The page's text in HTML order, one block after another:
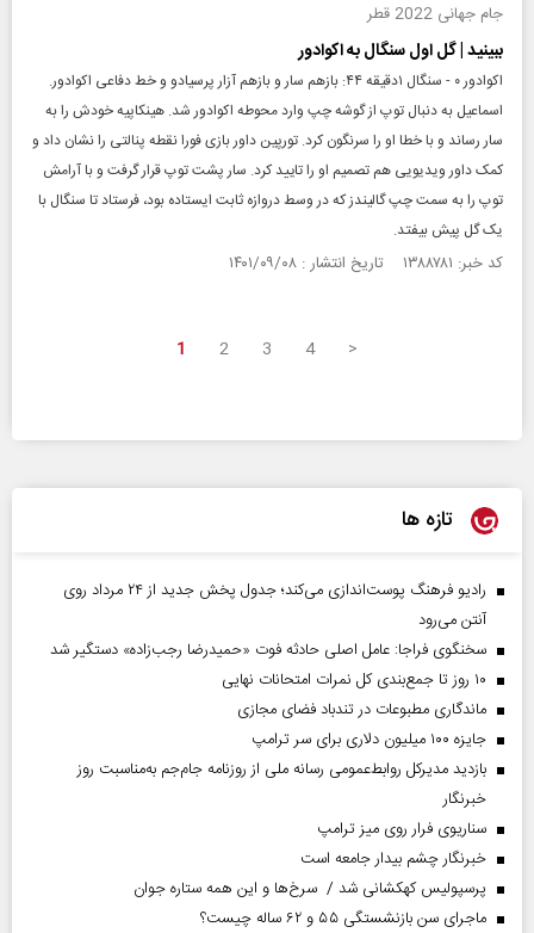
جام جهانی 2022 قطر
ببینید | گل اول سنگال به اکوادور
اکوادور ۰ - سنگال ۱دقیقه ۴۴: بازهم سار و بازهم آزار پرسیادو و خط دفاعی اکوادور.
اسماعیل به دنبال توپ از گوشه چپ وارد محوطه اکوادور شد. هینکاپیه خودش را به
سار رساند و با خطا او را سرنگون کرد. تورپین داور بازی فورا نقطه پنالتی را نشان داد و
کمک داور ویدیویی هم تصمیم او را تایید کرد. سار پشت توپ قرار گرفت و با آرامش
توپ را به سمت چپ گالیندز که در وسط دروازه ثابت ایستاده بود، فرستاد تا سنگال با
یک گل پیش بیفتد.
کد خبر: ۱۳۸۸۷۸۱ تاریخ انتشار : ۱۴۰۱/۰۹/۰۸
1 2 3 4 >
تازه ها
رادیو فرهنگ پوست‌اندازی می‌کند؛ جدول پخش جدید از ۲۴ مرداد روی
آنتن می‌رود
سخنگوی فراجا: عامل اصلی حادثه فوت «حمیدرضا رجب‌زاده» دستگیر شد
۱۰ روز تا جمع‌بندی کل نمرات امتحانات نهایی
ماندگاری مطبوعات در تندباد فضای مجازی
جایزه ۱۰۰ میلیون دلاری برای سر ترامپ
بازدید مدیرکل روابط‌عمومی رسانه ملی از روزنامه جام‌جم به‌مناسبت روز
خبرنگار
سناریوی فرار روی میز ترامپ
خبرنگار چشم بیدار جامعه است
پرسپولیس کهکشانی شد / سرخ‌ها و این همه ستاره جوان
ماجرای سن بازنشستگی ۵۵ و ۶۲ ساله چیست؟